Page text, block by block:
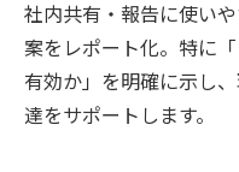
社内共有・報告に使い
案をレポート化。特に
有効か」を明確に示し
達をサポートします。